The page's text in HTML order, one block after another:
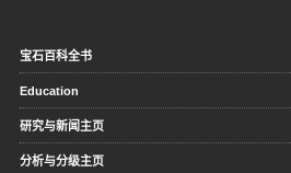
宝石百科全书
Education
研究与新闻主页
分析与分级主页